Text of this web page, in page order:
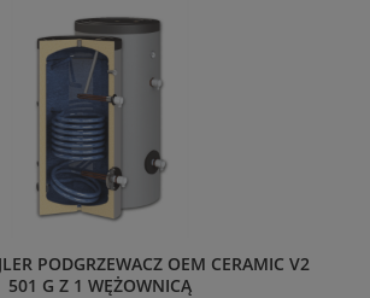
PODGRZEWACZ OEM CERAMIC V2
501 G Z 1 WĘŻOWNICĄ